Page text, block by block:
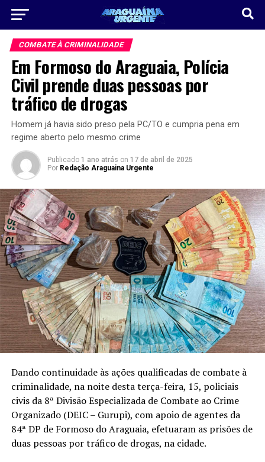
COMBATE À CRIMINALIDADE
Em Formoso do Araguaia, Polícia
Civil prende duas pessoas por
tráfico de drogas
Homem já havia sido preso pela PC/TO e cumpria pena em
regime aberto pelo mesmo crime
Publicado 1 ano atrás on 17 de abril de 2025
Por Redação Araguaina Urgente
Dando continuidade às ações qualificadas de combate à
criminalidade, na noite desta terça-feira, 15, policiais
civis da 8ª Divisão Especializada de Combate ao Crime
Organizado (DEIC – Gurupi), com apoio de agentes da
84ª DP de Formoso do Araguaia, efetuaram as prisões de
duas pessoas por tráfico de drogas, na cidade.